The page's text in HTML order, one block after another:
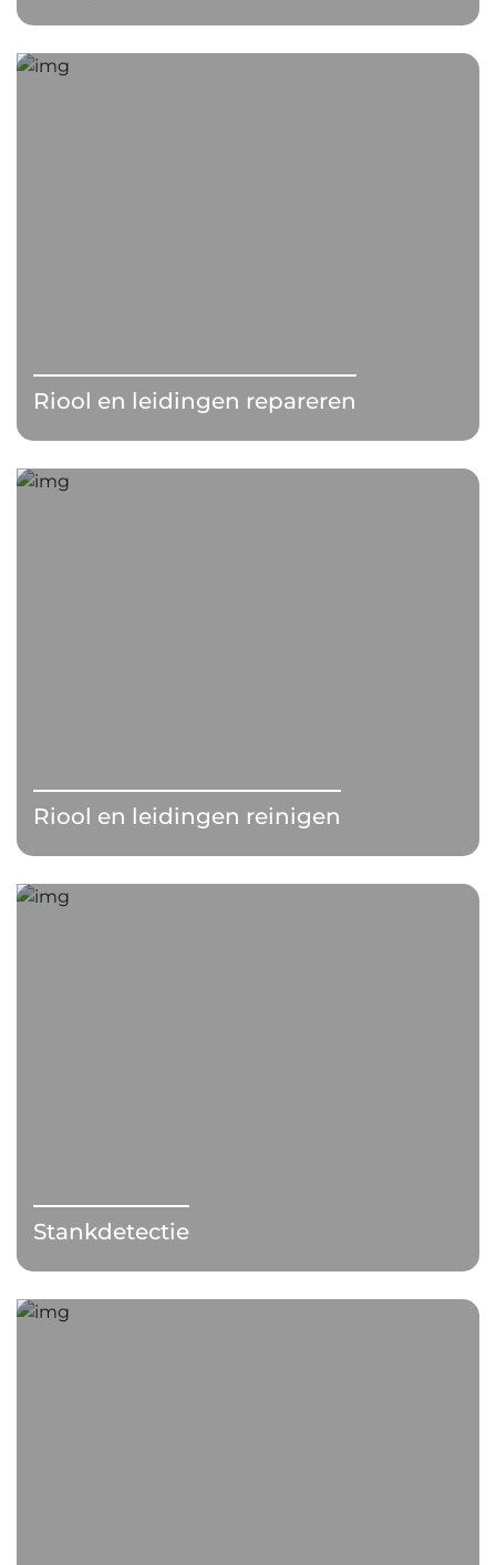
Riool en leidingen repareren
Riool en leidingen reinigen
Stankdetectie